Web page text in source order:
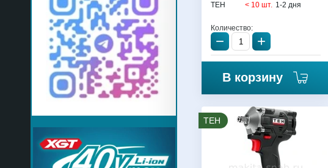
TEH < 10 шт. 1-2 дня
Количество:
− +
В корзину
TEH